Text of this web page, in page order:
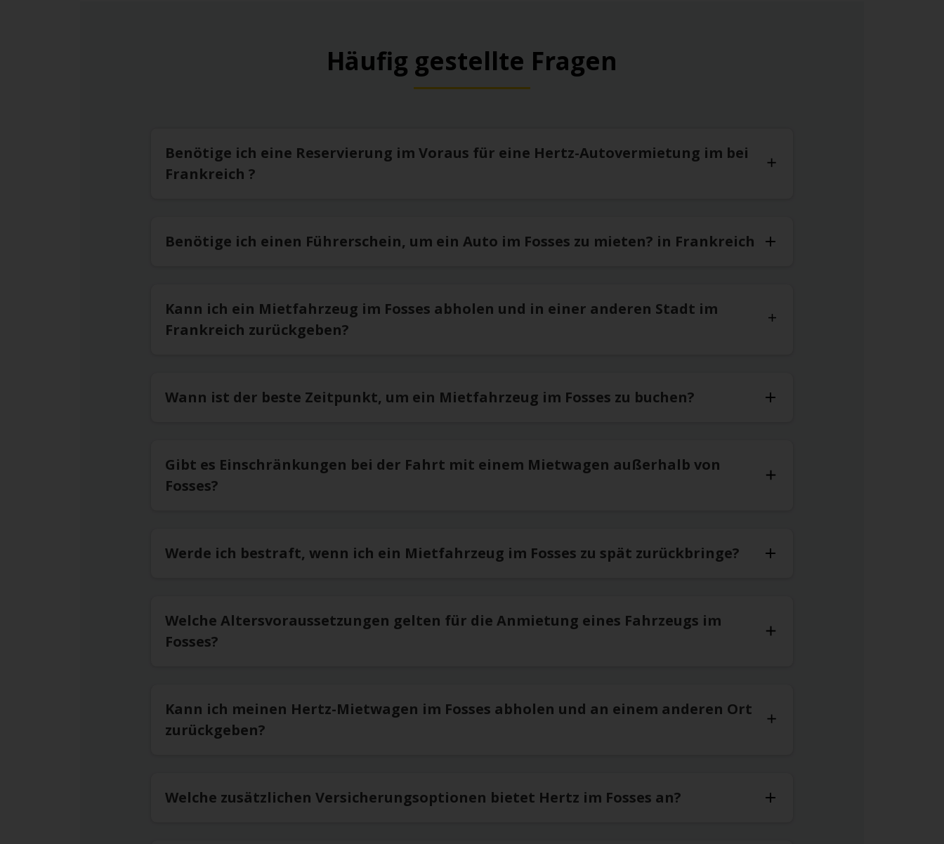
Häufig gestellte Fragen
Benötige ich eine Reservierung im Voraus für eine Hertz-Autovermietung im bei
Frankreich ?
Benötige ich einen Führerschein, um ein Auto im Fosses zu mieten? in Frankreich
Kann ich ein Mietfahrzeug im Fosses abholen und in einer anderen Stadt im
Frankreich zurückgeben?
Wann ist der beste Zeitpunkt, um ein Mietfahrzeug im Fosses zu buchen?
Gibt es Einschränkungen bei der Fahrt mit einem Mietwagen außerhalb von
Fosses?
Werde ich bestraft, wenn ich ein Mietfahrzeug im Fosses zu spät zurückbringe?
Welche Altersvoraussetzungen gelten für die Anmietung eines Fahrzeugs im
Fosses?
Kann ich meinen Hertz-Mietwagen im Fosses abholen und an einem anderen Ort
zurückgeben?
Welche zusätzlichen Versicherungsoptionen bietet Hertz im Fosses an?